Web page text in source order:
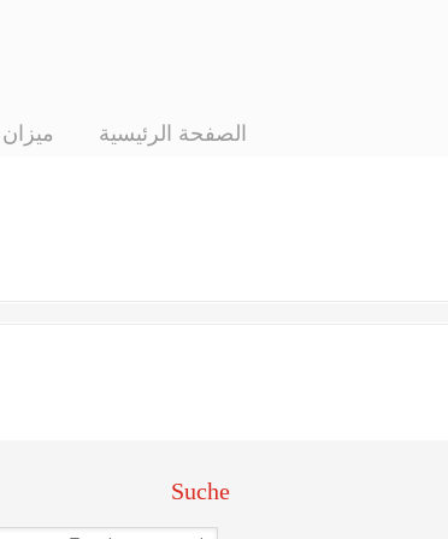
الصفحة الرئيسية
Suche